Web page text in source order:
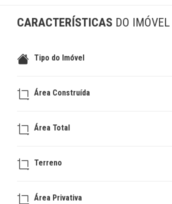
CARACTERÍSTICAS DO IMÓVEL
Tipo do Imóvel
Área Construída
Área Total
Terreno
Área Privativa